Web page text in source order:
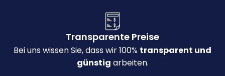
Transparente Preise
Bei uns wissen Sie, dass wir 100% transparent und
günstig arbeiten.